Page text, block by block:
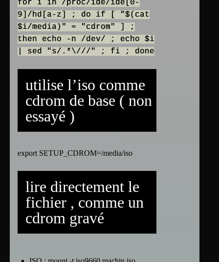
for i in /proc/ide/ide[0-
9]/hd[a-z] ; do if [ "$(cat
$i/media)" = "cdrom" ] ;
then echo -n /dev/ ; echo $i
| sed "s/.*\///" ; fi ; done
utilise l’iso comme
cdrom de base ( non
essayé )
export SETUP_CDROM=/media/iso
lire directement le
fichier , comme un
cdrom gravé